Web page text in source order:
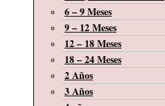
6 – 9 Meses
9 – 12 Meses
12 – 18 Meses
18 – 24 Meses
2 Años
3 Años